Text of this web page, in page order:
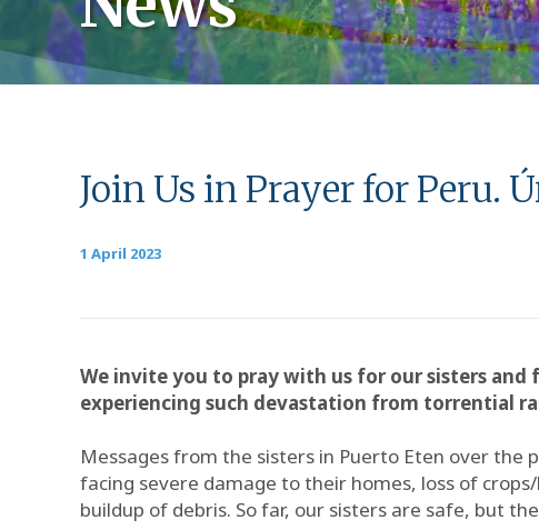
Join Us in Prayer for Peru.
1 April 2023
We invite you to pray with us for our sisters
experiencing such devastation from torrential
Messages from the sisters in Puerto Eten over
facing severe damage to their homes, loss of
buildup of debris. So far, our sisters are safe, but